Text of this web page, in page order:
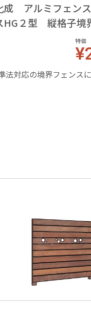
成 アルミフェン
HG２型 縦格子境
特価
法対応の境界フェンス